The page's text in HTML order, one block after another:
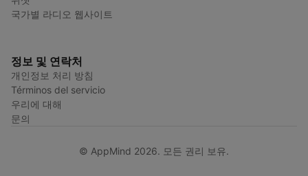
국가별 라디오 웹사이트
정보 및 연락처
개인정보 처리 방침
Términos del servicio
우리에 대해
문의
© AppMind 2026. 모든 권리 보유.